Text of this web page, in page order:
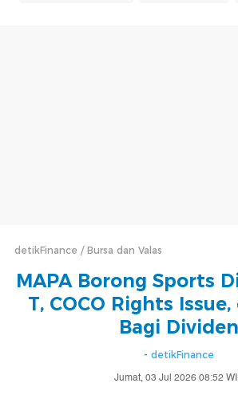
detikFinance Bursa dan Valas
MAPA Borong Sports
T, COCO Rights
Bagi Dividen
- detikFinance
Jumat, 03 Jul 2026 08:52